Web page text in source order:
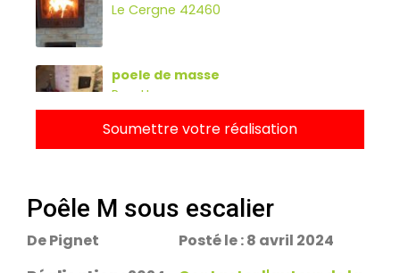
Le Cergne 42460
poele de masse
Parette
Rans 39700
PDM Yoloxalis
Soumettre votre réalisation
Poêle M sous escalier
De Pignet
Posté le : 8 avril 2024